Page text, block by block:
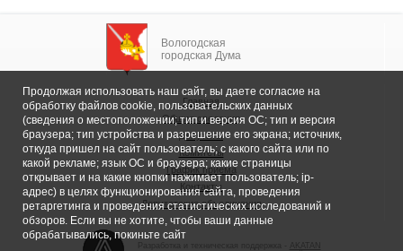
Вологодская
городская Дума
Главная
Общие сведения
Депутаты
Комитеты
График приема
Контакты
Депутатские объединения
Продолжая использовать наш сайт, вы даете согласие на
обработку файлов cookie, пользовательских данных
(сведения о местоположении; тип и версия ОС; тип и версия
браузера; тип устройства и разрешение его экрана; источник,
откуда пришел на сайт пользователь; с какого сайта или по
какой рекламе; язык ОС и браузера; какие страницы
открывает и на какие кнопки нажимает пользователь; ip-
адрес) в целях функционирования сайта, проведения
ретаргетинга и проведения статистических исследований и
обзоров. Если вы не хотите, чтобы ваши данные
обрабатывались, покиньте сайт